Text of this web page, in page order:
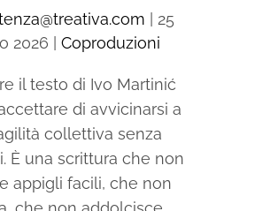
| 25
2026 | Coproduzioni
il testo di Ivo Martinić
di avvicinarsi a
collettiva senza
È una scrittura che non
appigli facili, che non